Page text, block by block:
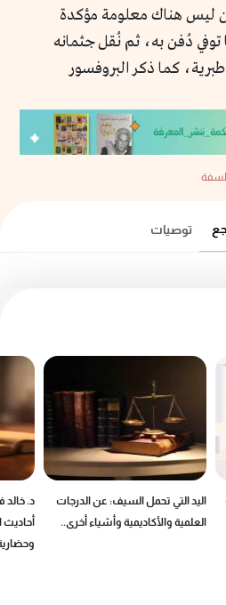
ليس هناك معلومة مؤكدة
دُفن به، ثم نُقل جثمانه
كما ذكر البروفسور
توصيات
اليد التي تحمل السيف: عن الدرجات
العلمية والأكاديمية وأشياء أخرى..
د.
أحاديث